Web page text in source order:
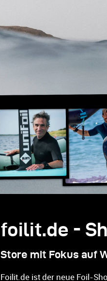
foilit.de -
Store mit Fokus auf
Foilit.de ist der neue Foil-